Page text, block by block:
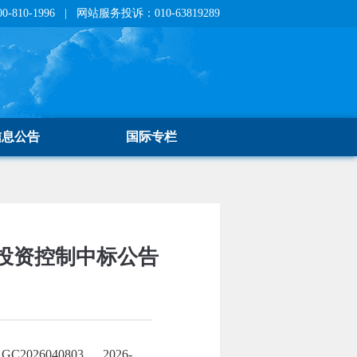
810-1996 | 网站服务投诉：010-63819289
公告 国际专栏
资控制中标公告
、 2026-